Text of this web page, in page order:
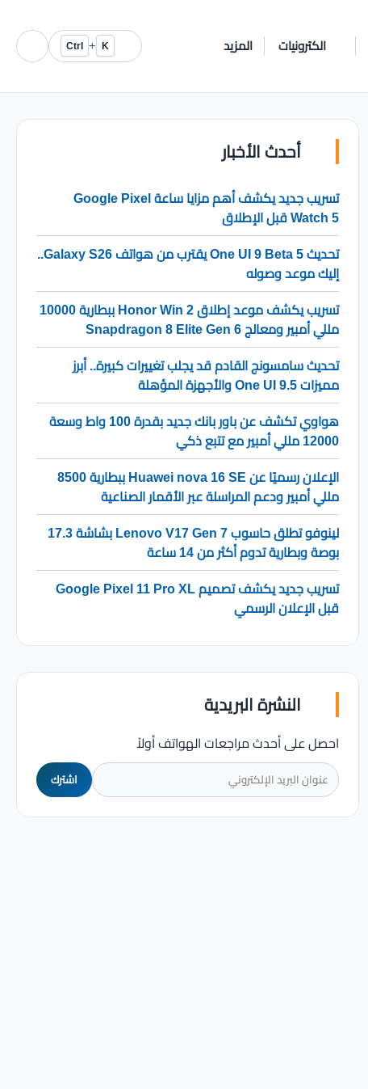
الكترونيات المزيد K
+
Ctrl
أحدث الأخبار
تسريب جديد يكشف أهم مزايا ساعة Google Pixel
Watch 5 قبل الإطلاق
تحديث One UI 9 Beta 5 يقترب من هواتف Galaxy S26..
إليك موعد وصوله
تسريب يكشف موعد إطلاق Honor Win 2 ببطارية 10000
مللي أمبير ومعالج Snapdragon 8 Elite Gen 6
تحديث سامسونج القادم قد يجلب تغييرات كبيرة.. أبرز
مميزات One UI 9.5 والأجهزة المؤهلة
هواوي تكشف عن باور بانك جديد بقدرة 100 واط وسعة
12000 مللي أمبير مع تتبع ذكي
الإعلان رسميًا عن Huawei nova 16 SE ببطارية 8500
مللي أمبير ودعم المراسلة عبر الأقمار الصناعية
لينوفو تطلق حاسوب Lenovo V17 Gen 7 بشاشة 17.3
بوصة وبطارية تدوم أكثر من 14 ساعة
تسريب جديد يكشف تصميم Google Pixel 11 Pro XL
قبل الإعلان الرسمي
النشرة البريدية
احصل على أحدث مراجعات الهواتف أولاً
اشترك